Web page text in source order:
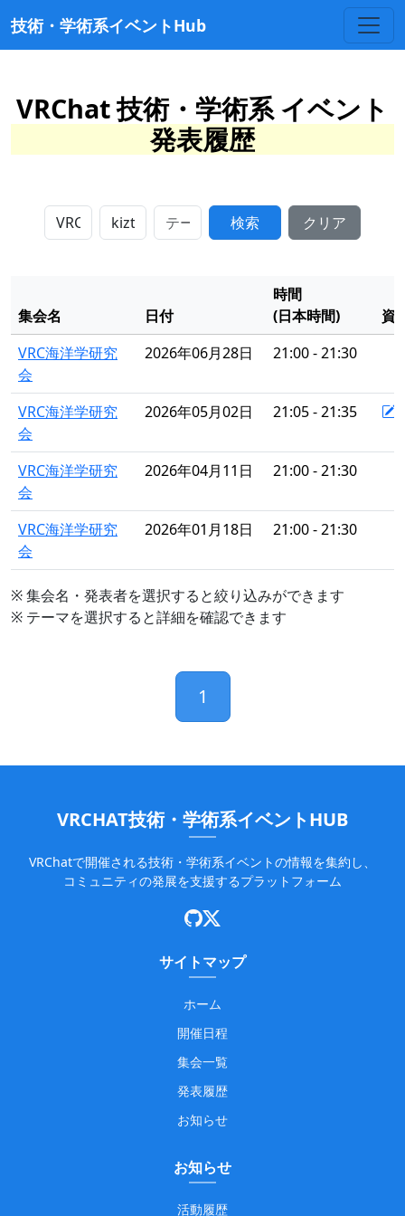
技術・学術系イベントHub
VRChat 技術・学術系 イベント
発表履歴
検索 クリア
集会名 日付
時間
(日本時間)
資
VRC海洋学研究
会
2026年06月28日 21:00 - 21:30
VRC海洋学研究
会
2026年05月02日 21:05 - 21:35
VRC海洋学研究
会
2026年04月11日 21:00 - 21:30
VRC海洋学研究
会
2026年01月18日 21:00 - 21:30
※ 集会名・発表者を選択すると絞り込みができます
※ テーマを選択すると詳細を確認できます
1
VRCHAT技術・学術系イベントHUB
VRChatで開催される技術・学術系イベントの情報を集約し、
コミュニティの発展を支援するプラットフォーム
サイトマップ
ホーム
開催日程
集会一覧
発表履歴
お知らせ
お知らせ
活動履歴